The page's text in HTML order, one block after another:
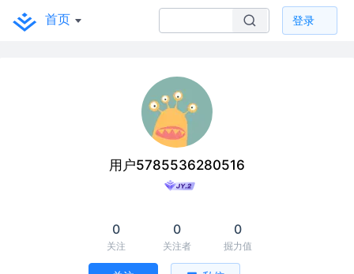
首页 登录
用户5785536280516
0
关注
0
关注者
0
掘力值